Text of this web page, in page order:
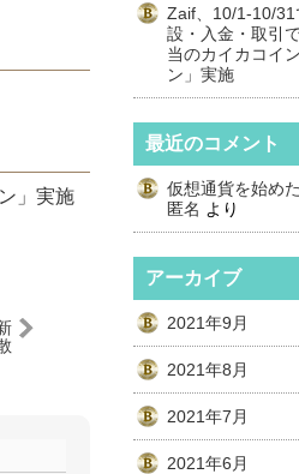
」実施
Zaif、10/1-10/31
設・入金・取引
当のカイカコイ
ン」実施
最近のコメント
仮想通貨を始め
匿名 より
アーカイブ
2021年9月
2021年8月
2021年7月
2021年6月